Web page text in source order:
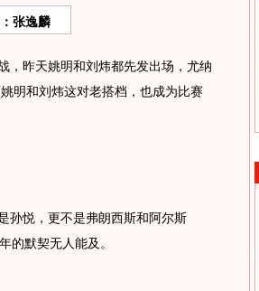
张逸麟
昨天姚明和刘炜都先发出场，尤纳
明和刘炜这对老搭档，也成为比赛
悦，更不是弗朗西斯和阿尔斯
默契无人能及。